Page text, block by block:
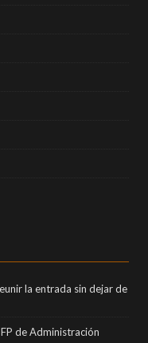
la entrada sin dejar de
de Administración